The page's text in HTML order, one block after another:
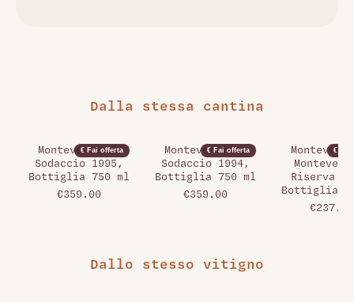
Dalla stessa cantina
€ Fai offerta
Montevertine,
Sodaccio 1995,
Bottiglia 750 ml
€359.00
€ Fai offerta
Montevertine,
Sodaccio 1994,
Bottiglia 750 ml
€359.00
€ Fai
Riserva
Bottiglia
€237.00
Dallo stesso vitigno